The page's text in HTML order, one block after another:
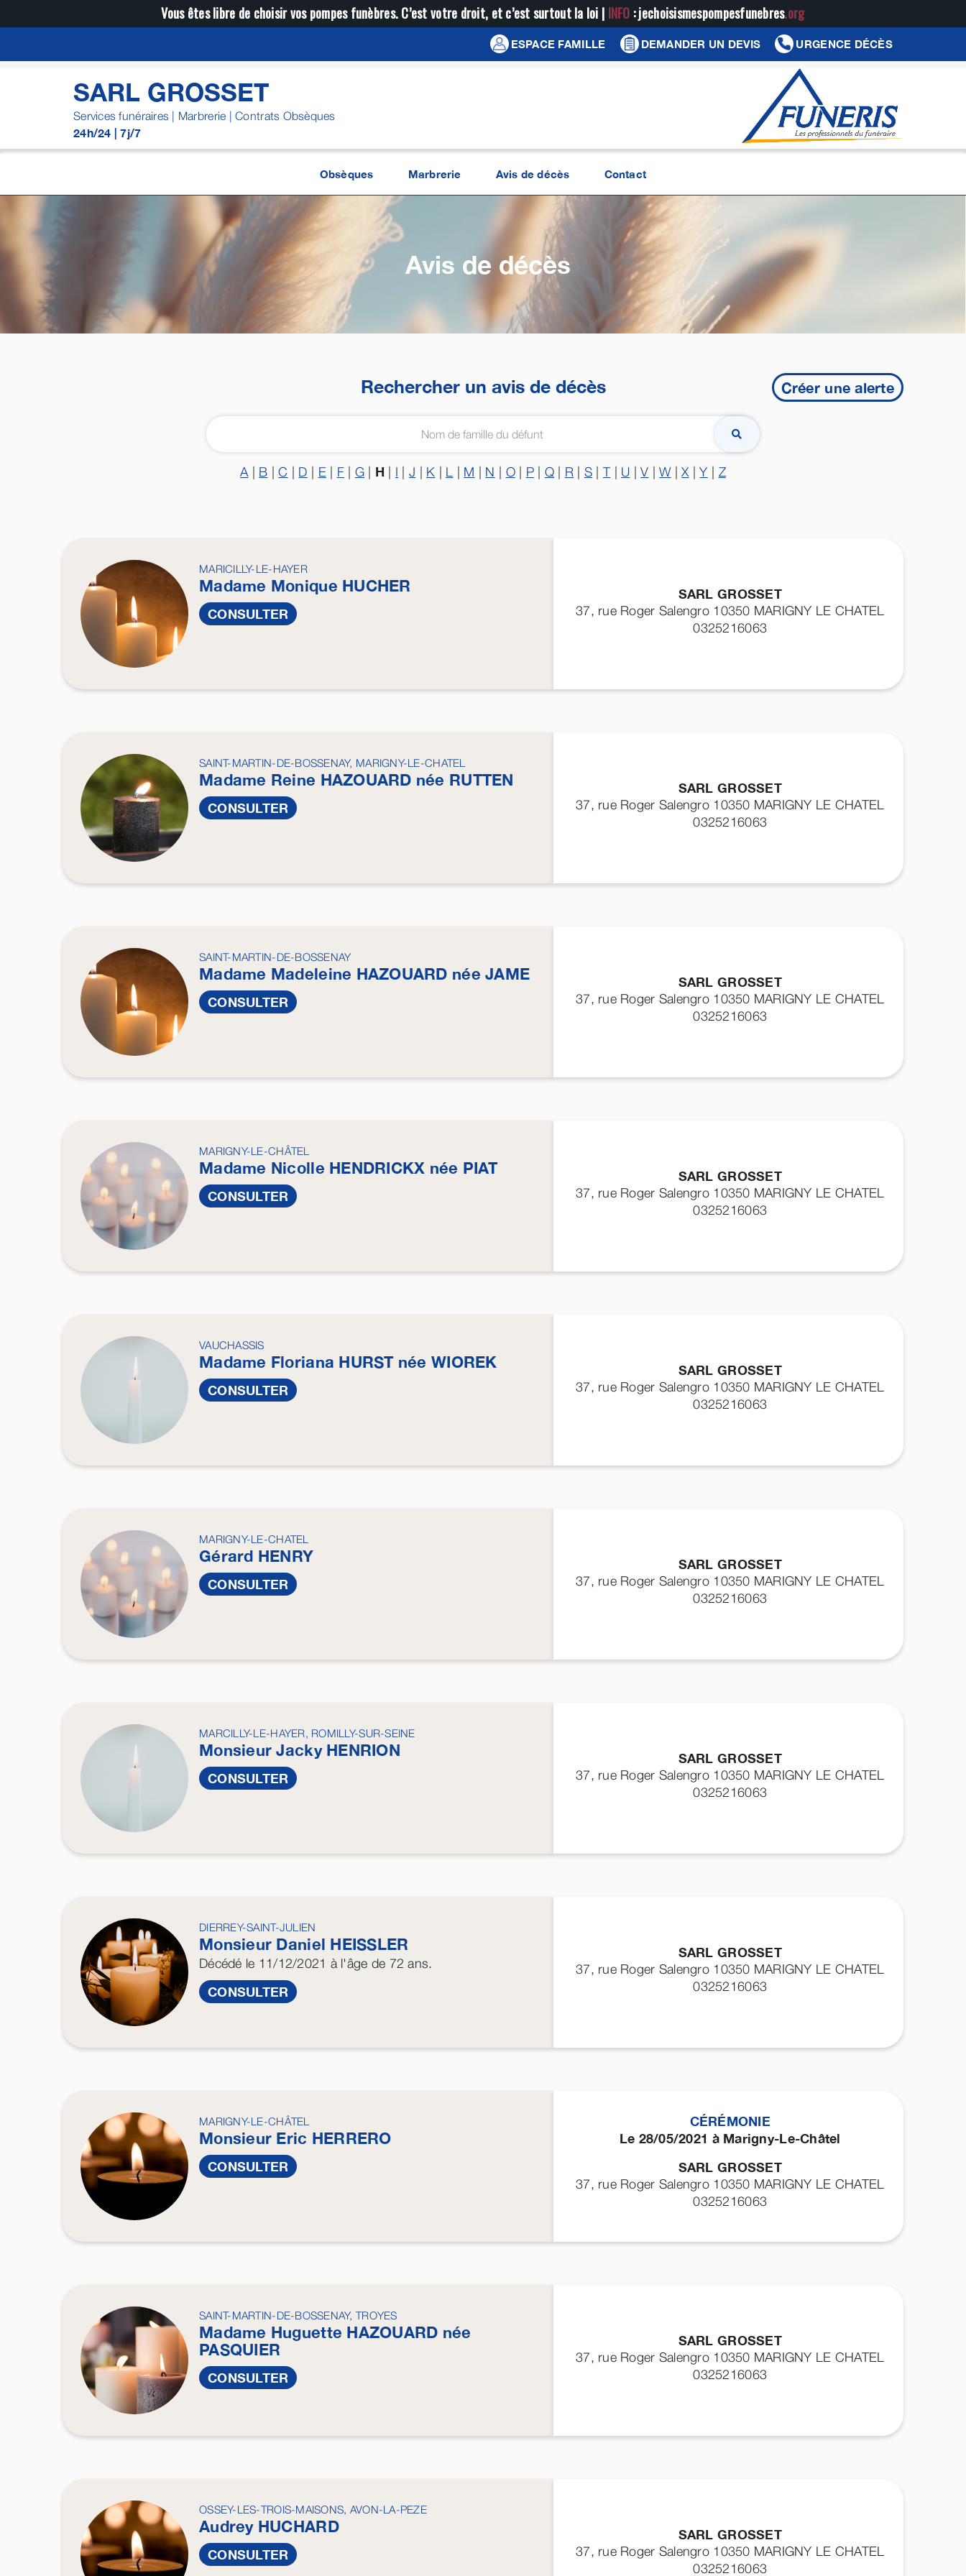
au
Vous êtes libre de choisir vos pompes funèbres. C’est votre droit, et c’est surtout la loi | INFO : jechoisismespompesfunebres.org
ESPACE FAMILLE DEMANDER UN DEVIS URGENCE DÉCÈS
SARL GROSSET
Services funéraires | Marbrerie | Contrats Obsèques
24h/24 | 7j/7
Obsèques Marbrerie Avis de décès Contact
Avis de décès
Rechercher un avis de décès Créer une alerte
A| B |C D E| F| G H I |J K L M N O| P| Q| R S T U |V |W|X|Y Z
MARICILLY-LE-HAYER
Madame Monique HUCHER
CONSULTER
SARL GROSSET
37, rue Roger Salengro 10350 MARIGNY LE CHATEL
0325216063
SAINT-MARTIN-DE-BOSSENAY, MARIGNY-LE-CHATEL
Madame Reine HAZOUARD née RUTTEN
CONSULTER
SARL GROSSET
37, rue Roger Salengro 10350 MARIGNY LE CHATEL
0325216063
SAINT-MARTIN-DE-BOSSENAY
Madame Madeleine HAZOUARD néeJAME
CONSULTER
SARL GROSSET
37, rue Roger Salengro 10350 MARIGNY LE CHATEL
0325216063
MARIGNY-LE-CHÂTEL
Madame Nicolle HENDRICKX née PIAT
CONSULTER
SARL GROSSET
37, rue Roger Salengro 10350 MARIGNY LE CHATEL
0325216063
VAUCHASSIS
Madame Floriana HURSTnéeWIOREK
CONSULTER
SARL GROSSET
37, rue Roger Salengro 10350 MARIGNY LE CHATEL
0325216063
MARIGNY-LE-CHATEL
Gérard HENRY
CONSULTER
SARL GROSSET
37, rue Roger Salengro 10350 MARIGNY LE CHATEL
0325216063
MARCILLY-LE-HAYER, ROMILLY-SUR-SEINE
Monsieur Jacky HENRION
CONSULTER
SARL GROSSET
37, rue Roger Salengro 10350 MARIGNY LE CHATEL
0325216063
DIERREY-SAINT-JULIEN
Monsieur Daniel HEISSLER
Décédé le 11/12/2021 à l'âge de 72 ans.
CONSULTER
SARL GROSSET
37, rue Roger Salengro 10350 MARIGNY LE CHATEL
0325216063
MARIGNY-LE-CHÂTEL
Monsieur Eric HERRERO
CONSULTER
CÉRÉMONIE
Le 28/05/2021 à Marigny-Le-Châtel
SARL GROSSET
37, rue Roger Salengro 10350 MARIGNY LE CHATEL
0325216063
SAINT-MARTIN-DE-BOSSENAY, TROYES
Madame Huguette HAZOUARD née
PASQUIER
CONSULTER
SARL GROSSET
37, rue Roger Salengro 10350 MARIGNY LE CHATEL
0325216063
OSSEY-LES-TROIS-MAISONS, AVON-LA-PEZE
Audrey HUCHARD
CONSULTER
SARL GROSSET
37, rue Roger Salengro 10350 MARIGNY LE CHATEL
0325216063